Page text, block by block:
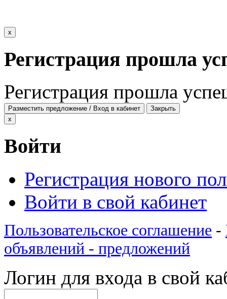
x
Регистрация прошла
Регистрация прошла
Разместить предложение / Вход в кабинет
Закрыть
x
Войти
Регистрация нового
Войти в свой кабинет
Пользовательское соглашение -
объявлений - предложений
Логин для входа в свой